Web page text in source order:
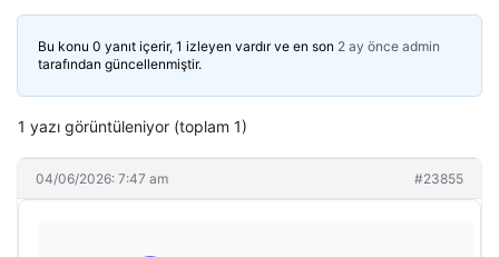
Bu konu 0 yanıt içerir, 1 izleyen vardır ve en son 2 ay önce admin
tarafından güncellenmiştir.
1 yazı görüntüleniyor (toplam 1)
04/06/2026: 7:47 am #23855